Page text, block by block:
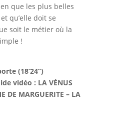
que les plus belles
qu’elle doit se
soit le métier où la
!
(18’24’’)
vidéo : LA VÉNUS
DE MARGUERITE – LA